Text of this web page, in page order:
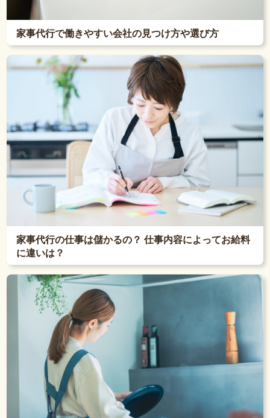
家事代行で働きやすい会社の見つけ方や選び方
家事代行の仕事は儲かるの？ 仕事内容によってお給料
に違いは？